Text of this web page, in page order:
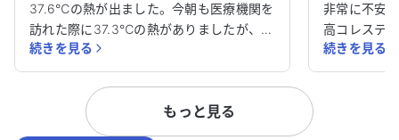
37.6℃の熱が出ました。今朝も医療機関を
訪れた際に37.3℃の熱がありましたが、現
在は36.9℃に下がっています。横になる
とゼイゼイとした喘鳴があり、息苦しさも
感じています。 私は高血圧とぜん息の治療
を受けていますが、これらの症状が肺炎の
可能性があるのか心配です。どのように対
続きを見る
非常に不安
高コレステ
数か月前に
かかり、そ
続きを見る
もっと見る